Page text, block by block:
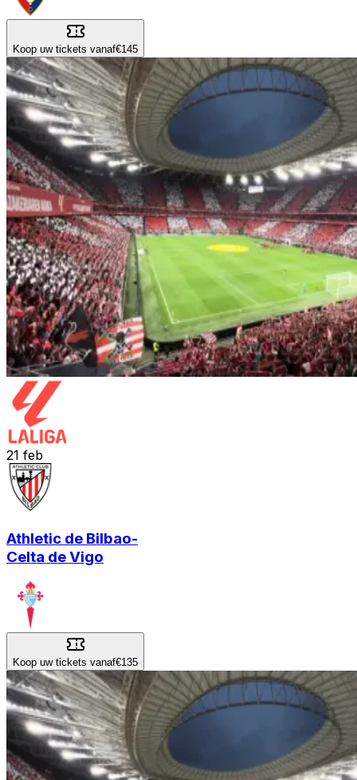
Koop uw tickets vanaf€145
21 feb
Athletic de Bilbao-
Celta de Vigo
Koop uw tickets vanaf€135